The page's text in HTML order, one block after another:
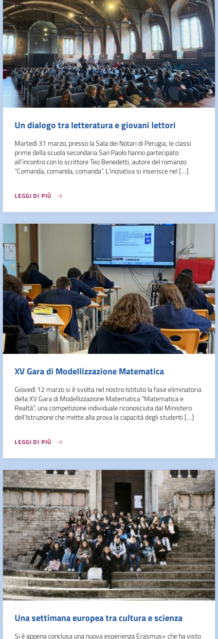
Un dialogo tra letteratura e giovani lettori
Martedì 31 marzo, presso la Sala dei Notari di Perugia, le classi
prime della scuola secondaria San Paolo hanno partecipato
all’incontro con lo scrittore Teo Benedetti, autore del romanzo
“Comanda, comanda, comanda”. L’iniziativa si inserisce nel […]
LEGGI DI PIÙ
XV Gara di Modellizzazione Matematica
Giovedì 12 marzo si è svolta nel nostro Istituto la fase eliminatoria
della XV Gara di Modellizzazione Matematica “Matematica e
Realtà”, una competizione individuale riconosciuta dal Ministero
dell’Istruzione che mette alla prova la capacità degli studenti […]
LEGGI DI PIÙ
Una settimana europea tra cultura e scienza
Si è appena conclusa una nuova esperienza Erasmus+ che ha visto